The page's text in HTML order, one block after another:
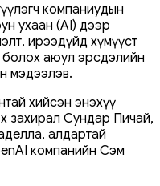
компаниудын
ухаан (AI) дээр
ирээдүйд хүмүүст
аюул эрсдэлийн
мэдээлэв.
хийсэн энэхүү
захирал Сундар Пичай,
алдартай
компанийн Сэм